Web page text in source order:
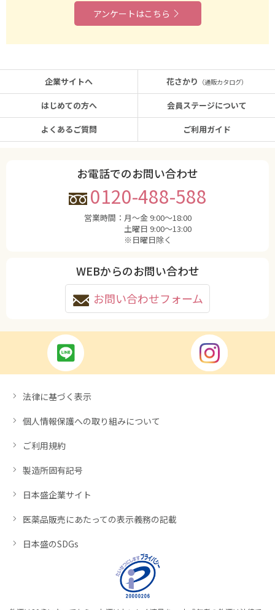
アンケートはこちら
企業サイトへ
はじめての方へ
よくあるご質問
花さかり （通販カタログ）
会員ステージについて
ご利用ガイド
お電話でのお問い合わせ
0120-488-588
営業時間： 月〜金 9:00〜18:00
土曜日 9:00〜13:00
※日曜日除く
WEBからのお問い合わせ
お問い合わせフォーム
法律に基づく表示
個人情報保護への取り組みについて
ご利用規約
製造所固有記号
日本盛企業サイト
医薬品販売にあたっての表示義務の記載
日本盛のSDGs